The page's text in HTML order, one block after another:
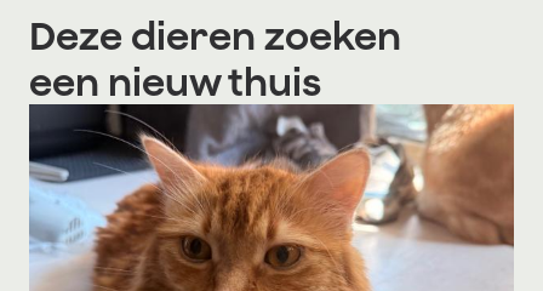
Deze dieren zoeken
een nieuw thuis